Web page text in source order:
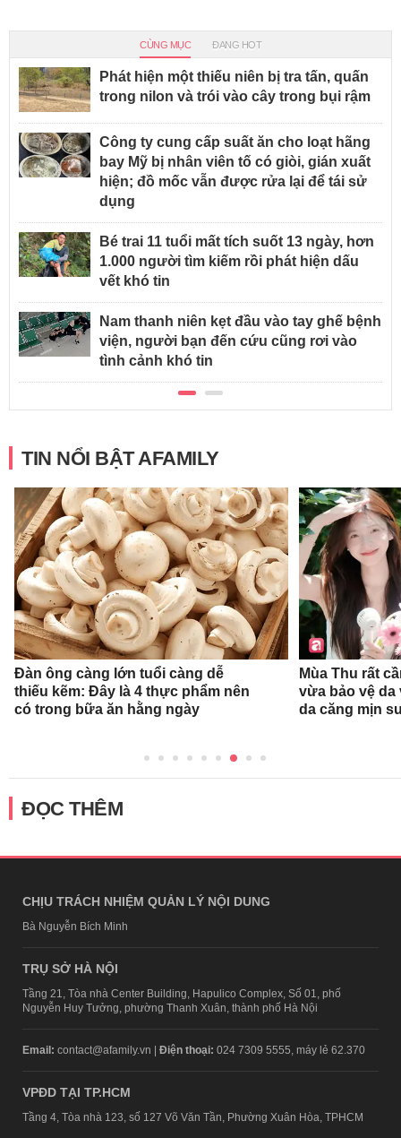
CÙNG MỤC ĐANG HOT
Phát hiện một thiếu niên bị tra tấn, quấn
trong nilon và trói vào cây trong bụi rậm
Công ty cung cấp suất ăn cho loạt hãng
bay Mỹ bị nhân viên tố có giòi, gián xuất
hiện; đồ mốc vẫn được rửa lại để tái sử
dụng
Bé trai 11 tuổi mất tích suốt 13 ngày, hơn
1.000 người tìm kiếm rồi phát hiện dấu
vết khó tin
Nam thanh niên kẹt đầu vào tay ghế bệnh
viện, người bạn đến cứu cũng rơi vào
tình cảnh khó tin
TIN NỔI BẬT AFAMILY
Đàn ông càng lớn tuổi càng dễ
thiếu kẽm: Đây là 4 thực phẩm nên
có trong bữa ăn hằng ngày
Mùa Thu rất
vừa bảo vệ
da căng mịn
ĐỌC THÊM
CHỊU TRÁCH NHIỆM QUẢN LÝ NỘI DUNG
Bà Nguyễn Bích Minh
TRỤ SỞ HÀ NỘI
Tầng 21, Tòa nhà Center Building, Hapulico Complex, Số 01, phố
Nguyễn Huy Tưởng, phường Thanh Xuân, thành phố Hà Nội
Email: contact@afamily.vn | Điện thoại: 024 7309 5555, máy lẻ 62.370
VPĐD TẠI TP.HCM
Tầng 4, Tòa nhà 123, số 127 Võ Văn Tần, Phường Xuân Hòa, TPHCM